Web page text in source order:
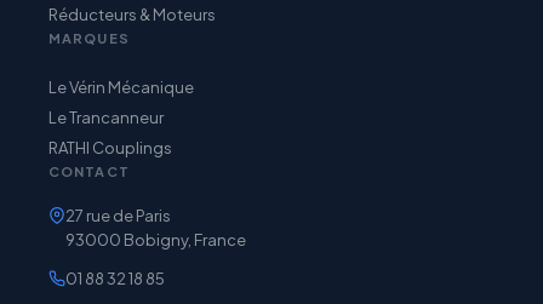
Réducteurs & Moteurs
MARQUES
Le Vérin Mécanique
Le Trancanneur
RATHI Couplings
CONTACT
27 rue de Paris
93000 Bobigny, France
01 88 32 18 85